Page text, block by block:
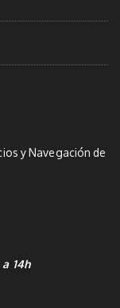
y Navegación de
14h